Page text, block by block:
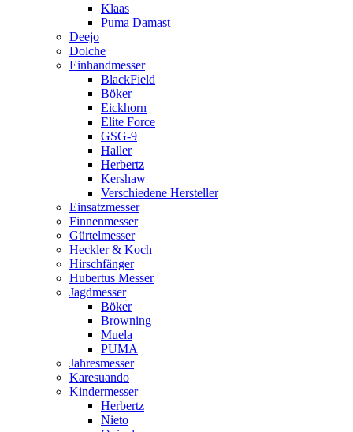
Klaas
Puma Damast
Deejo
Dolche
Einhandmesser
BlackField
Böker
Eickhorn
Elite Force
GSG-9
Haller
Herbertz
Kershaw
Verschiedene Hersteller
Einsatzmesser
Finnenmesser
Gürtelmesser
Heckler & Koch
Hirschfänger
Hubertus Messer
Jagdmesser
Böker
Browning
Muela
PUMA
Jahresmesser
Karesuando
Kindermesser
Herbertz
Nieto